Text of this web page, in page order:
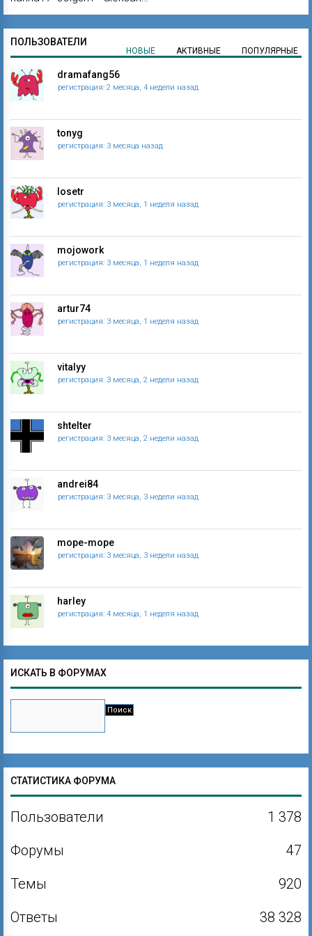
ПОЛЬЗОВАТЕЛИ
НОВЫЕ АКТИВНЫЕ ПОПУЛЯРНЫЕ
dramafang56
регистрация: 2 месяца, 4 недели назад
tonyg
регистрация: 3 месяца назад
losetr
регистрация: 3 месяца, 1 неделя назад
mojowork
регистрация: 3 месяца, 1 неделя назад
artur74
регистрация: 3 месяца, 1 неделя назад
vitalyy
регистрация: 3 месяца, 2 недели назад
shtelter
регистрация: 3 месяца, 2 недели назад
andrei84
регистрация: 3 месяца, 3 недели назад
mope-mope
регистрация: 3 месяца, 3 недели назад
harley
регистрация: 4 месяца, 1 неделя назад
ИСКАТЬ В ФОРУМАХ
СТАТИСТИКА ФОРУМА
Пользователи
1 378
Форумы
47
Темы
920
Ответы
38 328